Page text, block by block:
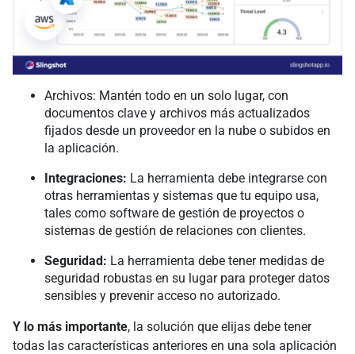
Archivos: Mantén todo en un solo lugar, con
documentos clave y archivos más actualizados
fijados desde un proveedor en la nube o subidos en
la aplicación.
Integraciones: La herramienta debe integrarse con
otras herramientas y sistemas que tu equipo usa,
tales como software de gestión de proyectos o
sistemas de gestión de relaciones con clientes.
Seguridad: La herramienta debe tener medidas de
seguridad robustas en su lugar para proteger datos
sensibles y prevenir acceso no autorizado.
Y lo más importante, la solución que elijas debe tener
todas las características anteriores en una sola aplicación